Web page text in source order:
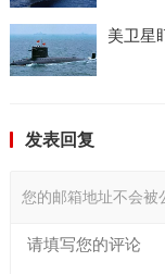
美卫星
发表回复
您的邮箱地址不会被